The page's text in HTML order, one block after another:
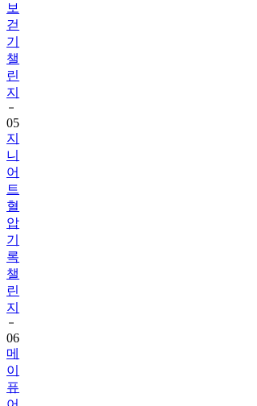
보
걷
기
챌
린
지
05
지
니
어
트
혈
압
기
록
챌
린
지
06
메
이
퓨